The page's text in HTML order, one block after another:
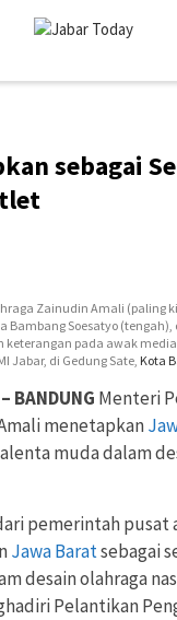
sebagai
Zainudin Amali (paling
Bambang Soesatyo
keterangan pada awak
Jabar, di Gedung Sate, Kota
BANDUNG Menteri
menetapkan
muda dalam
pemerintah pusat
Jawa Baratsebagai
desain olahraga
Pelantikan